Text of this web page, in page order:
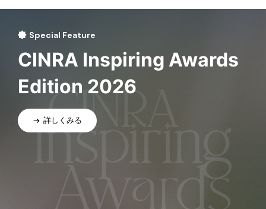
Special Feature
CINRA Inspiring Awards
Edition 2026
詳しくみる